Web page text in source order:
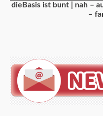
dieBasis ist bunt | nah –
–